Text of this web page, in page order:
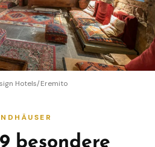
Hotels/Eremito
besondere